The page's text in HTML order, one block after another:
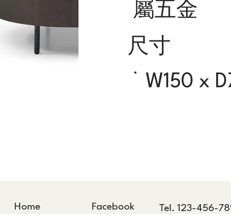
屬五金
尺寸
˙ W150 x
Home
Facebook
Tel. 123-456-